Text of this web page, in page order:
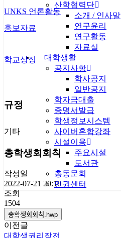
산학협력단
소개 / 인사말
연구윤리
연구활동
자료실
대학생활
공지사항
학사공지
일반공지
학자금대출
증명서발급
학생정보시스템
사이버혼합강좌
시설이용
주요시설
도서관
총동문회
인권센터
UNKS 언론활동
홍보자료
학교상징
규정
기타
총학생회회칙
작성일
2022-07-21 20:10
조회
1504
총학생회회칙.hwp
이전글
대학생권리장전